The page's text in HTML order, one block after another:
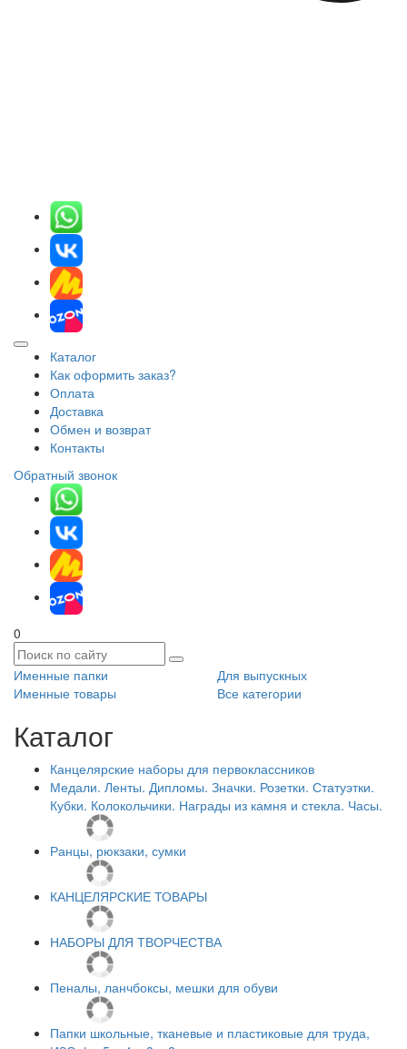
Каталог
Как оформить заказ?
Оплата
Доставка
Обмен и возврат
Контакты
Обратный звонок
0
Именные папки
Для выпускных
Именные товары
Все категории
Каталог
Канцелярские наборы для первоклассников
Медали. Ленты. Дипломы. Значки. Розетки. Статуэтки.
Кубки. Колокольчики. Награды из камня и стекла. Часы.
Ранцы, рюкзаки, сумки
КАНЦЕЛЯРСКИЕ ТОВАРЫ
НАБОРЫ ДЛЯ ТВОРЧЕСТВА
Пеналы, ланчбоксы, мешки для обуви
Папки школьные, тканевые и пластиковые для труда,